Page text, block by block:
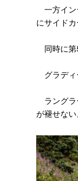
一方イン
にサイド
同時に第
グラディ
ラングラ
が褪せない